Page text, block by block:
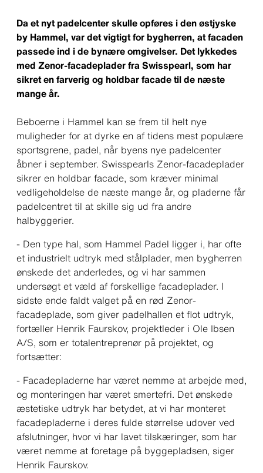
Da et nyt padelcenter skulle opføres i den østjyske
by Hammel, var det vigtigt for bygherren, at facaden
passede ind i de bynære omgivelser. Det lykkedes
med Zenor-facadeplader fra Swisspearl, som har
sikret en farverig og holdbar facade til de næste
mange år.
Beboerne i Hammel kan se frem til helt nye
muligheder for at dyrke en af tidens mest populære
sportsgrene, padel, når byens nye padelcenter
åbner i september. Swisspearls Zenor-facadeplader
sikrer en holdbar facade, som kræver minimal
vedligeholdelse de næste mange år, og pladerne får
padelcentret til at skille sig ud fra andre
halbyggerier.
- Den type hal, som Hammel Padel ligger i, har ofte
et industrielt udtryk med stålplader, men bygherren
ønskede det anderledes, og vi har sammen
undersøgt et væld af forskellige facadeplader. I
sidste ende faldt valget på en rød Zenor-
facadeplade, som giver padelhallen et flot udtryk,
fortæller Henrik Faurskov, projektleder i Ole Ibsen
A/S, som er totalentreprenør på projektet, og
fortsætter:
- Facadepladerne har været nemme at arbejde med,
og monteringen har været smertefri. Det ønskede
æstetiske udtryk har betydet, at vi har monteret
facadepladerne i deres fulde størrelse udover ved
afslutninger, hvor vi har lavet tilskæringer, som har
været nemme at foretage på byggepladsen, siger
Henrik Faurskov.